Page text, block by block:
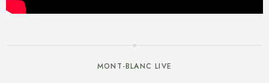
MONT-BLANC LIVE